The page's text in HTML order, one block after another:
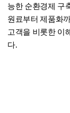
능한 순환경제 구
원료부터 제품화
고객을 비롯한 이
다.